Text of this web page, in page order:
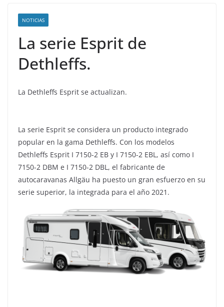
NOTICIAS
La serie Esprit de
Dethleffs.
La Dethleffs Esprit se actualizan.
La serie Esprit se considera un producto integrado
popular en la gama Dethleffs. Con los modelos
Dethleffs Esprit I 7150-2 EB y I 7150-2 EBL, así como I
7150-2 DBM e I 7150-2 DBL, el fabricante de
autocaravanas Allgäu ha puesto un gran esfuerzo en su
serie superior, la integrada para el año 2021.